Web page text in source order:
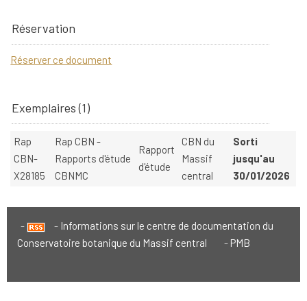
Réservation
Réserver ce document
Exemplaires (1)
Rap
CBN-
X28185
Rap CBN -
Rapports d'étude
CBNMC
Rapport
d'étude
CBN du
Massif
central
Sorti
jusqu'au
30/01/2026
Informations sur le centre de documentation du
Conservatoire botanique du Massif central
PMB